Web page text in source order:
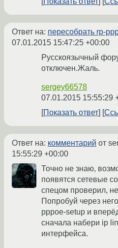
Ответ на: пересобрать rp-
07.01.2015 15:47:25 +00:00
Русскоязычный
отключен.Жаль.
sergey66578
07.01.2015 15:55:29
Показать ответ
Ответ на: комментарий от
15:55:29 +00:00
Точно не знаю,
появятся сетевые
спецом проверил,
Попробуй через
pppoe-setup и
сначала набери ip
интерфейса.